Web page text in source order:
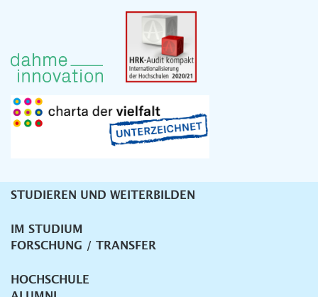
Unternavigation
STUDIEREN UND WEITERBILDEN
IM STUDIUM
FORSCHUNG / TRANSFER
HOCHSCHULE